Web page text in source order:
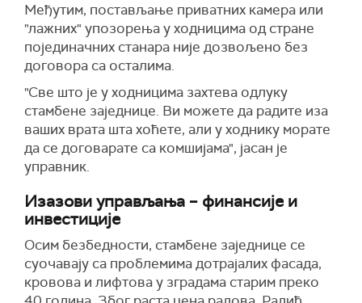
Међутим, постављање приватних камера или
"лажних" упозорења у ходницима од стране
појединачних станара није дозвољено без
договора са осталима.
"Све што је у ходницима захтева одлуку
стамбене заједнице. Ви можете да радите иза
ваших врата шта хоћете, али у ходнику морате
да се договарате са комшијама", јасан је
управник.
Изазови управљања – финансије и
инвестиције
Осим безбедности, стамбене заједнице се
суочавају са проблемима дотрајалих фасада,
кровова и лифтова у зградама старим преко